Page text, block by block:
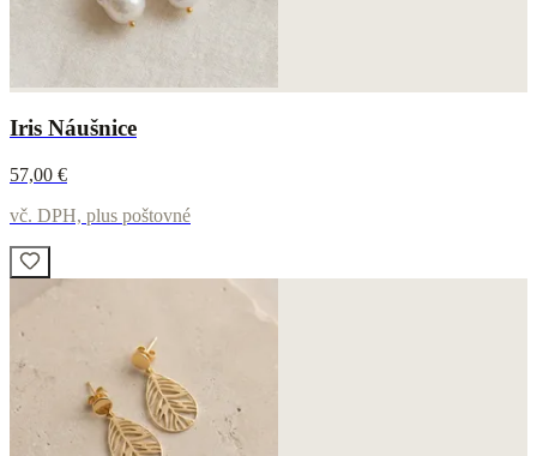
Iris Náušnice
57,00 €
vč. DPH, plus poštovné